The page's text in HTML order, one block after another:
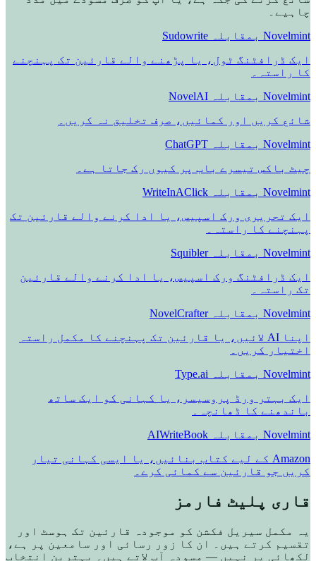
چاہیے۔
Novelmint بمقابلہ Sudowrite
ایک ڈرافٹنگ ٹول، یا پڑھنے والے قارئین تک پہنچنے
کا راستہ۔
Novelmint بمقابلہ NovelAI
شائع کریں اور کمائیں، صرف تخلیق نہ کریں۔
Novelmint بمقابلہ ChatGPT
چیٹ باکس تیسرے باب پر کیوں رک جاتا ہے۔
Novelmint بمقابلہ WriteInAClick
ایک تحریری ورک اسپیس، یا ادا کرنے والے قارئین تک
پہنچنے کا راستہ۔
Novelmint بمقابلہ Squibler
ایک ڈرافٹنگ ورک اسپیس، یا ادا کرنے والے قارئین
تک راستہ۔
Novelmint بمقابلہ NovelCrafter
اپنا AI لائیں، یا قارئین تک پہنچنے کا مکمل راستہ
اختیار کریں۔
Novelmint بمقابلہ Type.ai
ایک بہتر ورڈ پروسیسر، یا کہانی کو ایک ساتھ
باندھنے کا ڈھانچہ۔
Novelmint بمقابلہ AIWriteBook
Amazon کے لیے کتاب بنائیں، یا ایسی کہانی تیار
کریں جو قارئین سے کمائی کرے۔
قاری پلیٹ فارمز
یہ مکمل سیریل فکشن کو موجودہ قارئین تک ہوسٹ اور
تقسیم کرتے ہیں۔ ان کا زور رسائی اور سامعین پر ہے،
لکھائی پر نہیں — مسودہ آپ لاتے ہیں۔ بہترین انتخاب